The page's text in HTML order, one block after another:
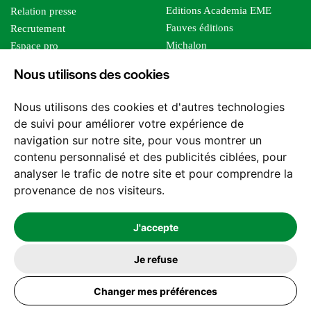
Nous utilisons des cookies
Nous utilisons des cookies et d'autres technologies
de suivi pour améliorer votre expérience de
navigation sur notre site, pour vous montrer un
contenu personnalisé et des publicités ciblées, pour
analyser le trafic de notre site et pour comprendre la
provenance de nos visiteurs.
J'accepte
Je refuse
Changer mes préférences
Relation presse
Recrutement
Espace pro
Foreign rights
Editions Academia EME
Fauves éditions
Michalon
Editions Sutton
Les impliqués
Tous les éditeurs
Nos structures
Nous contacter
2026 -© Les Editions l'Harmattan. Tous droits réservés - Site réalisé par
Mentions légales
Politique de confidentialité